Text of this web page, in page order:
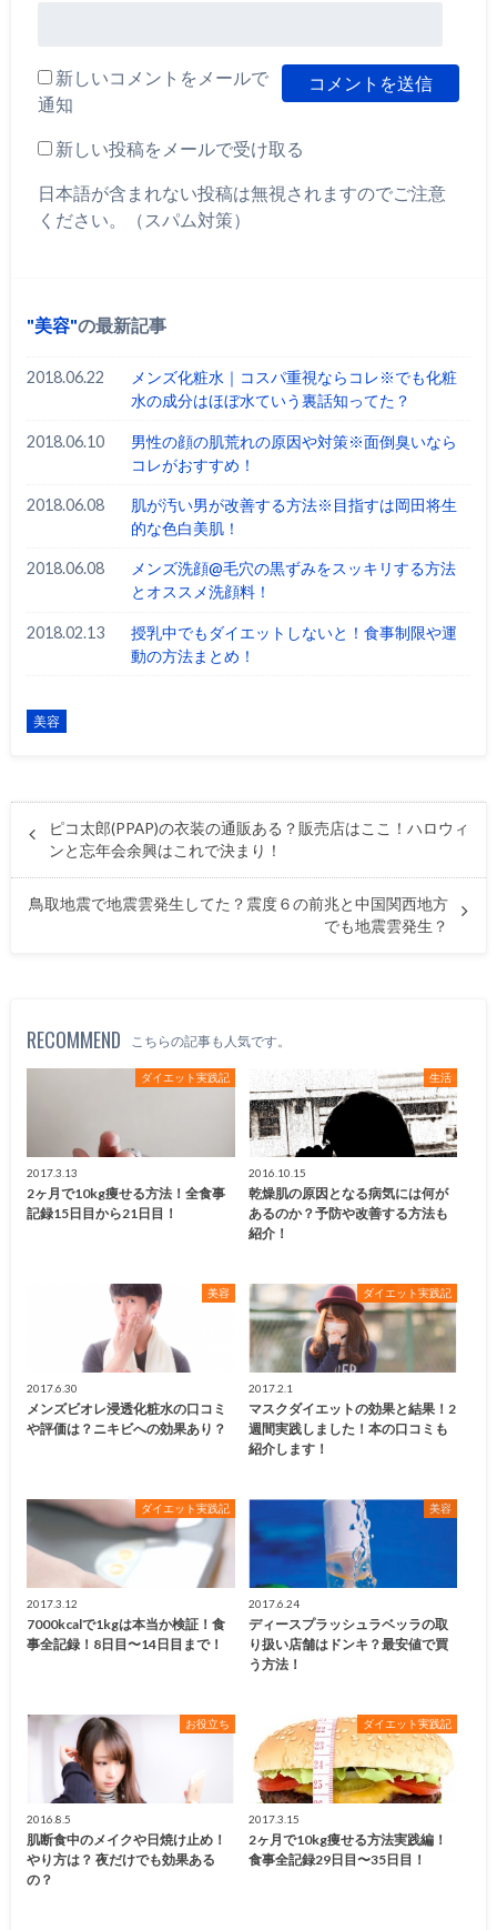
新しいコメントをメールで
通知
新しい投稿をメールで受け取る
日本語が含まれない投稿は無視されますのでご注意
ください。（スパム対策）
美容 の最新記事
2018.06.22
メンズ化粧水｜コスパ重視ならコレ※でも化粧
水の成分はほぼ水ていう裏話知ってた？
2018.06.10
男性の顔の肌荒れの原因や対策※面倒臭いなら
コレがおすすめ！
2018.06.08
肌が汚い男が改善する方法※目指すは岡田将生
的な色白美肌！
2018.06.08
メンズ洗顔@毛穴の黒ずみをスッキリする方法
とオススメ洗顔料！
2018.02.13
授乳中でもダイエットしないと！食事制限や運
動の方法まとめ！
美容
ピコ太郎(PPAP)の衣装の通販ある？販売店はここ！ハロウィ
ンと忘年会余興はこれで決まり！
鳥取地震で地震雲発生してた？震度６の前兆と中国関西地方
でも地震雲発生？
RECOMMEND こちらの記事も人気です。
ダイエット実践記
2017.3.13
2ヶ月で10kg痩せる方法！全食事
記録15日目から21日目！
生活
2016.10.15
乾燥肌の原因となる病気には何が
あるのか？予防や改善する方法も
紹介！
美容
2017.6.30
メンズビオレ浸透化粧水の口コミ
や評価は？ニキビへの効果あり？
ダイエット実践記
2017.2.1
マスクダイエットの効果と結果！2
週間実践しました！本の口コミも
紹介します！
ダイエット実践記
2017.3.12
7000kcalで1kgは本当か検証！食
事全記録！8日目〜14日目まで！
美容
2017.6.24
ディースプラッシュラベッラの取
り扱い店舗はドンキ？最安値で買
う方法！
お役立ち
2016.8.5
肌断食中のメイクや日焼け止め！
やり方は？ 夜だけでも効果ある
の？
ダイエット実践記
2017.3.15
2ヶ月で10kg痩せる方法実践編！
食事全記録29日目〜35日目！